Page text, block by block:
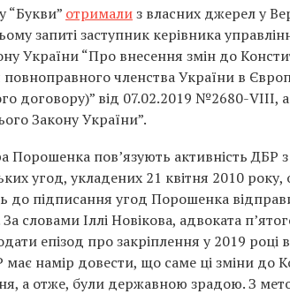
“Букви” отримализ власних джерел у
запиті заступник керівника
України “Про внесення змін до
членства України в
договору)” від 07.02.2019 №2680-VIII,
Закону України”.
Порошенка пов’язують активність ДБР
угод, укладених 21 квітня 2010
до підписання угод Порошенка
словами Іллі Новікова, адвоката
епізод про закріплення у 2019 році
намір довести, що саме ці зміни до
а отже, були державною зрадою. З